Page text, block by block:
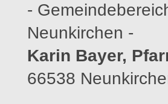
-
Neunkirchen -
Karin Bayer,
66538